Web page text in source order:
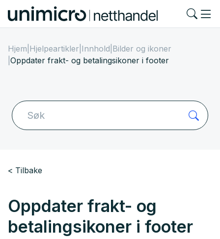
Hjem Hjelpeartikler Innhold Bilder og ikoner
Oppdater frakt- og betalingsikoner i footer
Tilbake
Oppdater frakt- og
betalingsikoner i footer